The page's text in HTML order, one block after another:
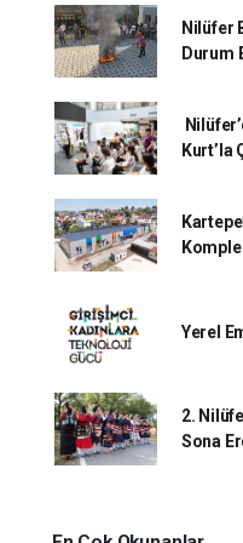
Nilüfer
Durum
Kurt’la
Yerel
2.
Sona